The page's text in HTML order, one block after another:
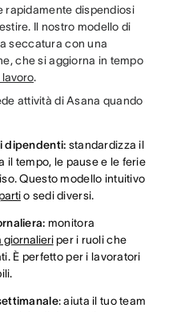
rapidamente dispendiosi
Il nostro modello di
seccatura con una
che si aggiorna in tempo
lavoro.
attività di Asana quando
dipendenti: standardizza il
il tempo, le pause e le ferie
Questo modello intuitivo
o sedi diversi.
monitora
giornalieriper i ruoli che
È perfetto per i lavoratori
: aiuta il tuo team